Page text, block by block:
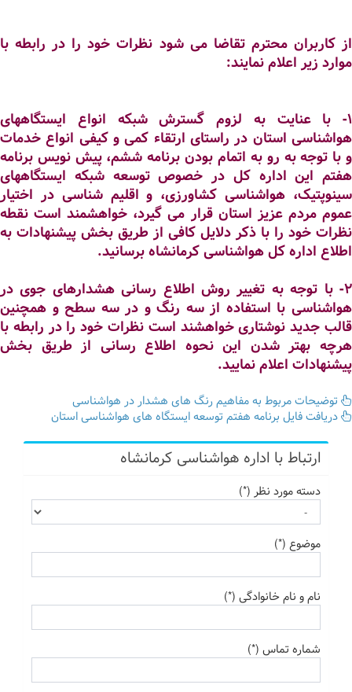
از کاربران محترم تقاضا می شود نظرات خود را در رابطه با
موارد زیر اعلام نمایند:
1- با عنایت به لزوم گسترش شبکه انواع ایستگاههای
هواشناسی استان در راستای ارتقاء کمی و کیفی انواع خدمات
و با توجه به رو به اتمام بودن برنامه ششم، پیش نویس برنامه
هفتم این اداره کل در خصوص توسعه شبکه ایستگاههای
سینوپتیک، هواشناسی کشاورزی، و اقلیم شناسی در اختیار
عموم مردم عزیز استان قرار می گیرد، خواهشمند است نقطه
نظرات خود را با ذکر دلایل کافی از طریق بخش پیشنهادات به
اطلاع اداره کل هواشناسی کرمانشاه برسانید.
2- با توجه به تغییر روش اطلاع رسانی هشدارهای جوی در
هواشناسی با استفاده از سه رنگ و در سه سطح و همچنین
قالب جدید نوشتاری خواهشند است نظرات خود را در رابطه با
هرچه بهتر شدن این نحوه اطلاع رسانی از طریق بخش
پیشنهادات اعلام نمایید.
توضیحات مربوط به مفاهیم رنگ های هشدار در هواشناسی
دریافت فایل برنامه هفتم توسعه ایستگاه های هواشناسی استان
ارتباط با اداره هواشناسی کرمانشاه
دسته مورد نظر (*)
موضوع (*)
نام و نام خانوادگی (*)
شماره تماس (*)